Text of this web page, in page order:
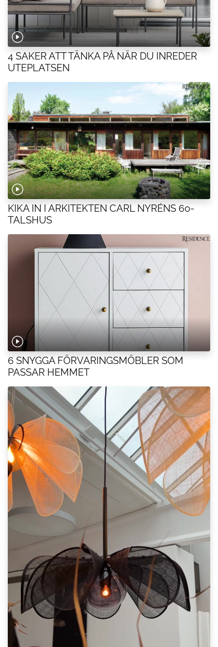
4 SAKER ATT TÄNKA PÅ NÄR DU INREDER
UTEPLATSEN
KIKA IN I ARKITEKTEN CARL NYRÉNS 60-
TALSHUS
6 SNYGGA FÖRVARINGSMÖBLER SOM
PASSAR HEMMET